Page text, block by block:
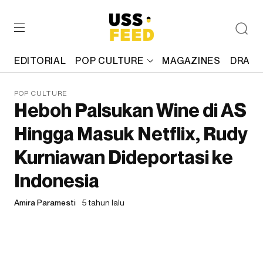
EDITORIAL POP CULTURE MAGAZINES
POP CULTURE
Heboh Palsukan Wine di AS
Hingga Masuk Netflix, Rudy
Kurniawan Dideportasi ke
Indonesia
Amira Paramesti 5 tahun lalu